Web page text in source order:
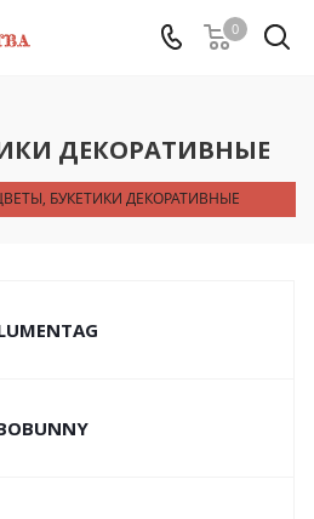
0
ДЕКОРАТИВНЫЕ
БУКЕТИКИ ДЕКОРАТИВНЫЕ